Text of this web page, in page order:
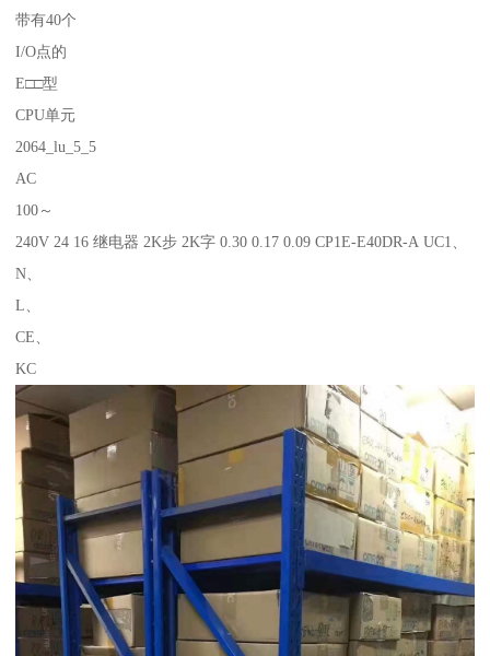
带有40个
I/O点的
E□□型
CPU单元
2064_lu_5_5
AC
100～
240V 24 16 继电器 2K步 2K字 0.30 0.17 0.09 CP1E-E40DR-A UC1、
N、
L、
CE、
KC